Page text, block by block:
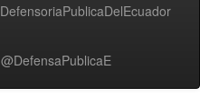
DefensoriaPublicaDelEcuador
@DefensaPublicaE